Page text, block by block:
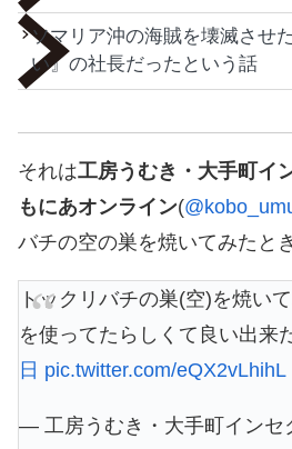
ソマリア沖の海賊を壊滅させ
い』の社長だったという話
それは工房うむき・大手町イ
もにあオンライン(
バチの空の巣を焼いてみたと
トックリバチの巣(空)を焼い
を使ってたらしくて良い出来
日 pic.twitter.com/eQX2vLhihL
— 工房うむき・大手町インセ